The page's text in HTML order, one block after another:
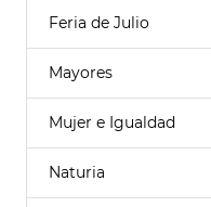
Feria de Julio
Mayores
Mujer e Igualdad
Naturia